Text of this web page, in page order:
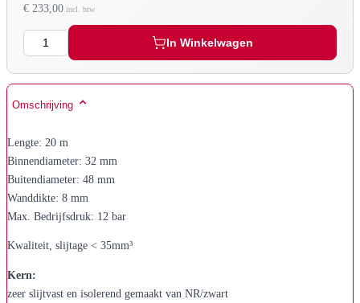
€ 233,00
Aantal
In Winkelwagen
Omschrijving
Lengte: 20 m
Binnendiameter: 32 mm
Buitendiameter: 48 mm
Wanddikte: 8 mm
Max. Bedrijfsdruk: 12 bar
Kwaliteit, slijtage < 35mm³
Kern:
zeer slijtvast en isolerend gemaakt van NR/zwart